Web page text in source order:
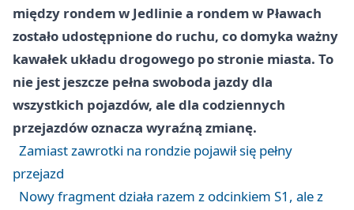
między rondem w Jedlinie a rondem w Pławach
zostało udostępnione do ruchu, co domyka ważny
kawałek układu drogowego po stronie miasta. To
nie jest jeszcze pełna swoboda jazdy dla
wszystkich pojazdów, ale dla codziennych
przejazdów oznacza wyraźną zmianę.
Zamiast zawrotki na rondzie pojawił się pełny
przejazd
Nowy fragment działa razem z odcinkiem S1, ale z